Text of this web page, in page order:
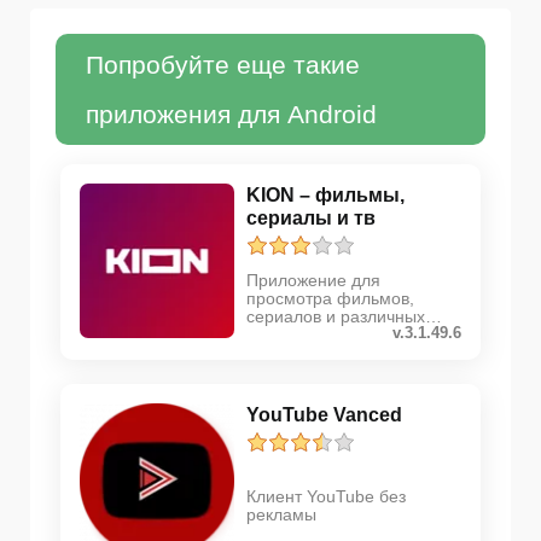
Попробуйте еще такие
приложения для Android
KION – фильмы,
сериалы и тв
Приложение для
просмотра фильмов,
сериалов и различных
v.3.1.49.6
YouTube Vanced
Клиент YouTube без
рекламы